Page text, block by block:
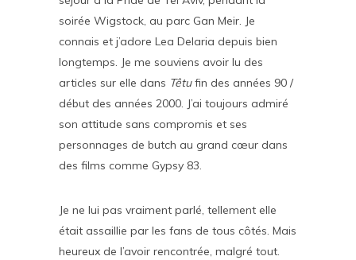
soirée Wigstock, au parc Gan Meir. Je
connais et j’adore Lea Delaria depuis bien
longtemps. Je me souviens avoir lu des
articles sur elle dans Têtufin des années 90 /
début des années 2000. J’ai toujours admiré
son attitude sans compromis et ses
personnages de butch au grand cœur dans
des films comme Gypsy 83.
Je ne lui pas vraiment parlé, tellement elle
était assaillie par les fans de tous côtés. Mais
heureux de l’avoir rencontrée, malgré tout.